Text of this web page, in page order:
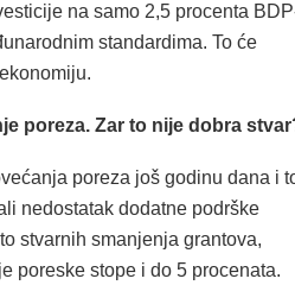
na samo 2,5 procenta
standardima. To će
poreza. Zar to nije dobra
poreza još godinu dana i
nedostatak dodatne podrške
stvarnih smanjenja grantova,
poreske stope i do 5 procenata.